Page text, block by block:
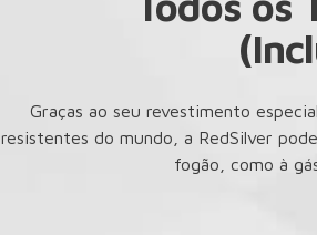
Graças ao seu revestimento
resistentes do mundo, a RedSilver
fogão, como à